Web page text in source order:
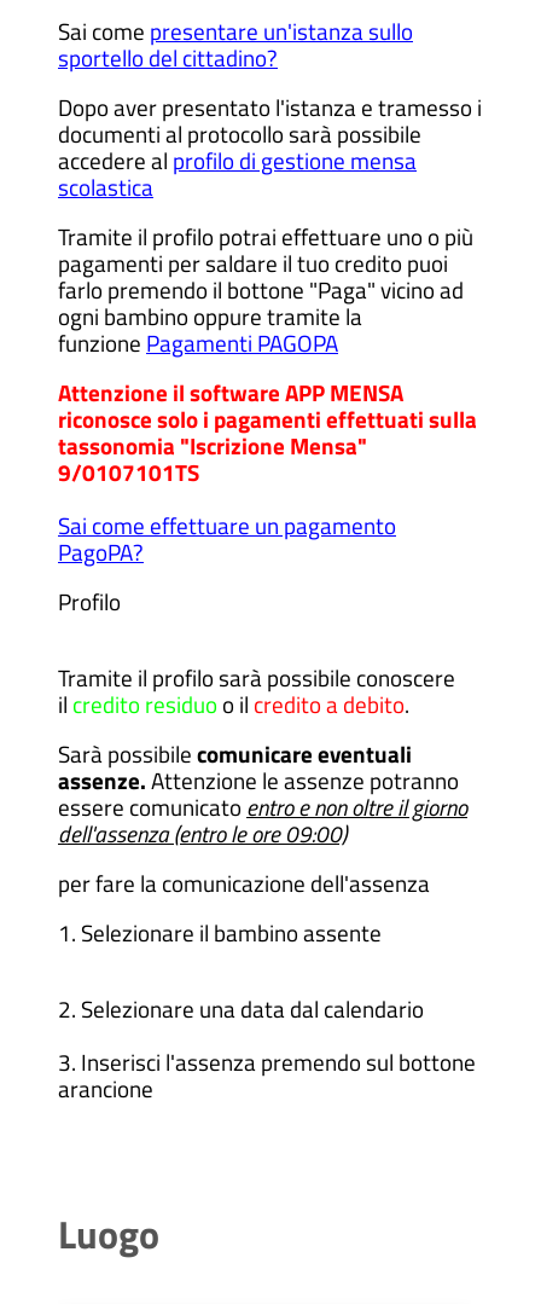
Sai come presentare un'istanza sullo
sportello del cittadino?
Dopo aver presentato l'istanza e tramesso i
documenti al protocollo sarà possibile
accedere al profilo di gestione mensa
scolastica
Tramite il profilo potrai effettuare uno o più
pagamenti per saldare il tuo credito puoi
farlo premendo il bottone "Paga" vicino ad
ogni bambino oppure tramite la
funzione Pagamenti PAGOPA
Attenzione il software APP MENSA
riconosce solo i pagamenti effettuati sulla
tassonomia "Iscrizione Mensa"
9/0107101TS
Sai come effettuare un pagamento
PagoPA?
Profilo
Tramite il profilo sarà possibile conoscere
il credito residuo o il credito a debito.
Sarà possibilecomunicare eventuali
assenze.Attenzione le assenze potranno
essere comunicato entro e non oltre il giorno
dell'assenza (entro le ore 09:00)
per fare la comunicazione dell'assenza
1. Selezionare il bambino assente
2. Selezionare una data dal calendario
3. Inserisci l'assenza premendo sul bottone
arancione
Luogo